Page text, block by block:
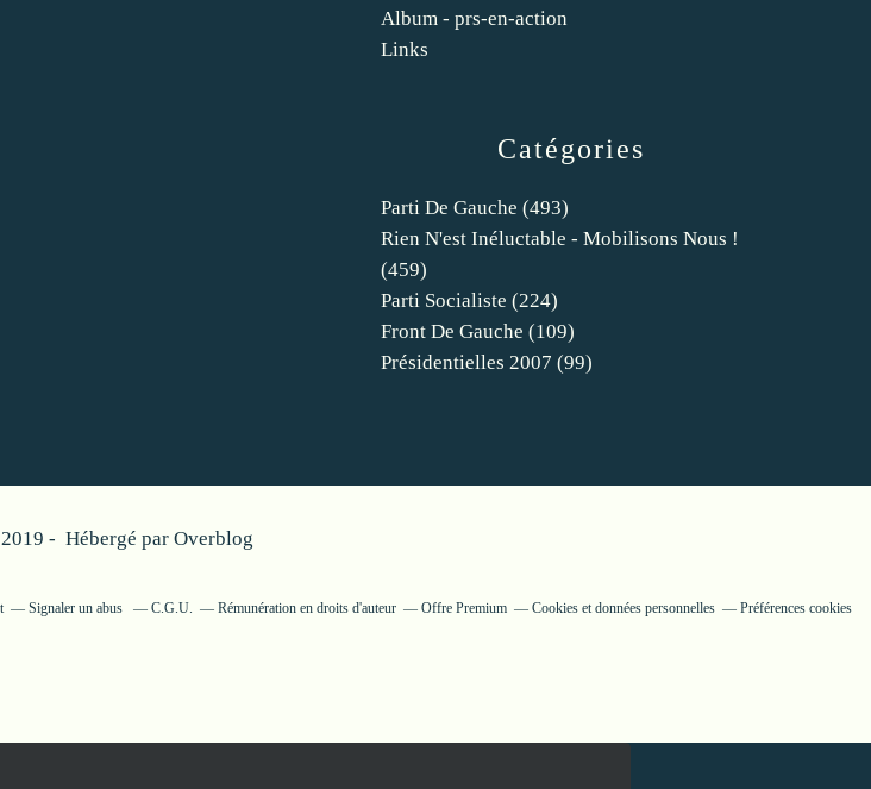
Catégories
Parti De Gauche (493)
Rien N'est Inéluctable - Mobilisons Nous !
(459)
Parti Socialiste (224)
Front De Gauche (109)
Présidentielles 2007 (99)
Album - prs-en-action
Links
- Hébergé par Overblog
Signaler un abus C.G.U. Rémunération en droits d'auteur Offre Premium Cookies et données personnelles Préférences cookies